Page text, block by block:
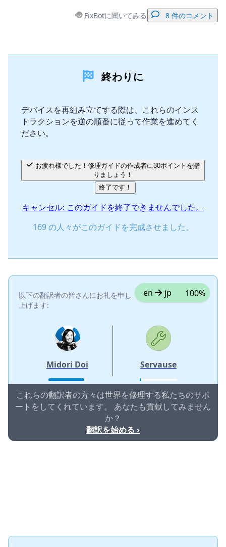
FixBotに聞いてみる 8 件のコメント
キャンセル コメントを投稿
終わりに
デバイスを再組み立てする際は、これらのインス
トラクションを逆の順番に従って作業を進めてく
ださい。
りましょう！
終了です！
キャンセル: このガイドを終了できませんでした。
169 の人々がこのガイドを完成させました。
以下の翻訳者の皆さんにお礼を申し
上げます:
en jp 100%
Midori Doi Servause
これらの翻訳者の方々は世界を修理する私たちのサポ
ートをしてくれています。 あなたも貢献してみません
か？
翻訳を始める ›